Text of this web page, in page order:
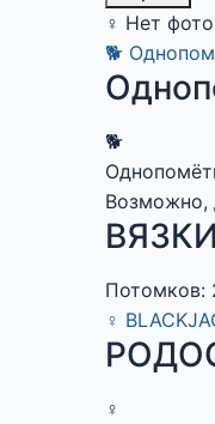
♀ Нет фото
🐕
🐕
Возможно,
Потомков:
♀
♀